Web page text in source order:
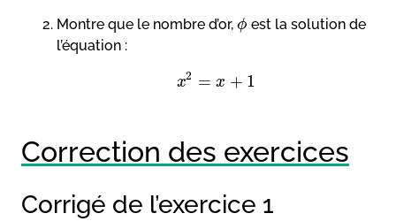
Montre que le nombre d’or, ϕ est la solution de
l’équation :
x2 = x + 1
Correction des exercices
Corrigé de l’exercice 1